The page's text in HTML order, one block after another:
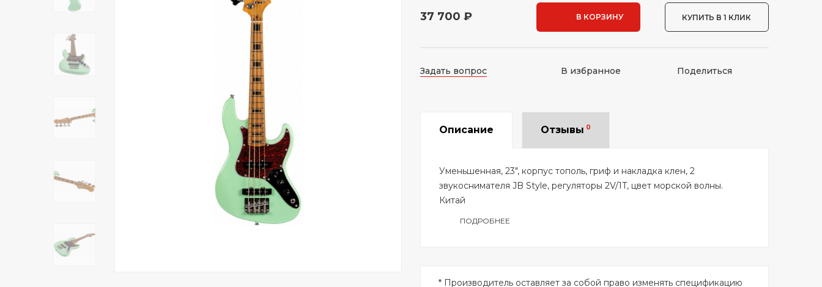
37 700 ₽ В КОРЗИНУ КУПИТЬ В 1 КЛИК
Задать вопрос В избранное Поделиться
Описание Отзывы 0
Уменьшенная, 23", корпус тополь, гриф и накладка клен, 2
звукоснимателя JB Style, регуляторы 2V/1T, цвет морской волны.
Китай
ПОДРОБНЕЕ
* Производитель оставляет за собой право изменять спецификацию